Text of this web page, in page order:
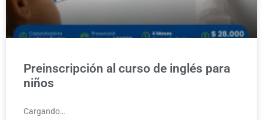
Preinscripción al curso de inglés para
niños
Cargando…